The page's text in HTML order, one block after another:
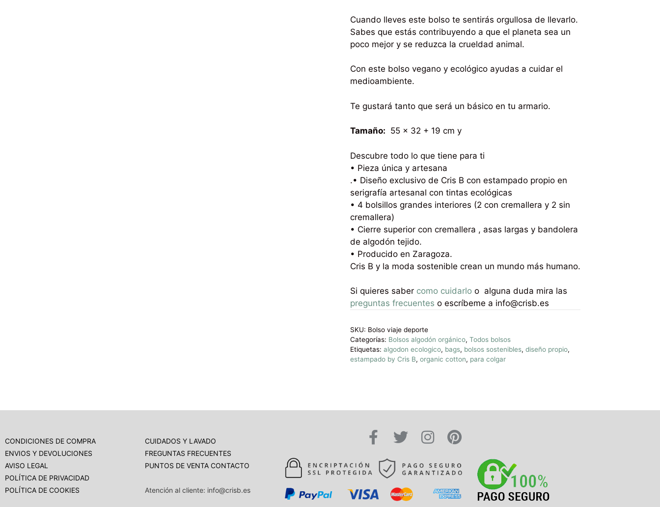
Cuando lleves este bolso te sentirás orgullosa de llevarlo.
Sabes que estás contribuyendo a que el planeta sea un
poco mejor y se reduzca la crueldad animal.
Con este bolso vegano y ecológico ayudas a cuidar el
medioambiente.
Te gustará tanto que será un básico en tu armario.
Tamaño: 55 x 32 + 19 cm y
Descubre todo lo que tiene para ti
• Pieza única y artesana
.• Diseño exclusivo de Cris B con estampado propio en
serigrafía artesanal con tintas ecológicas
• 4 bolsillos grandes interiores (2 con cremallera y 2 sin
cremallera)
• Cierre superior con cremallera , asas largas y bandolera
de algodón tejido.
• Producido en Zaragoza.
Cris B y la moda sostenible crean un mundo más humano.
Si quieres saber como cuidarloo alguna duda mira las
preguntas frecuentes o escríbeme a info@crisb.es
SKU: Bolso viaje deporte
Categorías: Bolsos algodón orgánico, Todos bolsos
Etiquetas: algodon ecologico, bags, bolsos sostenibles, diseño propio,
estampado by Cris B, organic cotton, para colgar
CONDICIONES DE COMPRA
ENVIOS Y DEVOLUCIONES
AVISO LEGAL
POLÍTICA DE PRIVACIDAD
POLÍTICA DE COOKIES
CUIDADOS Y LAVADO
FREGUNTAS FRECUENTES
PUNTOS DE VENTA CONTACTO
Atención al cliente: info@crisb.es